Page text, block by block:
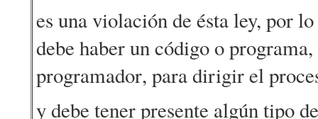
es una violación de ésta ley, por lo
debe haber un código o
programador, para dirigir el
y debe tener presente algún tipo